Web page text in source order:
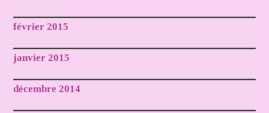
février 2015
janvier 2015
décembre 2014